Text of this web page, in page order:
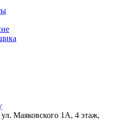
Маяковского 1А, 4 этаж,